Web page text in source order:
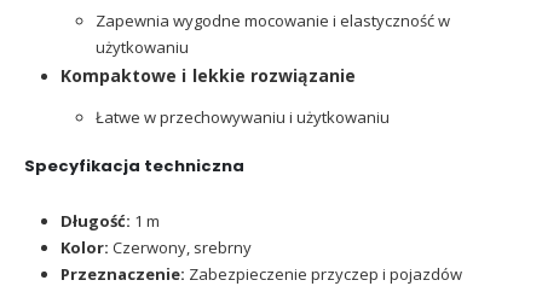
Zapewnia wygodne mocowanie i elastyczność w
użytkowaniu
Kompaktowe i lekkie rozwiązanie
Łatwe w przechowywaniu i użytkowaniu
Specyfikacja techniczna
Długość: 1 m
Kolor: Czerwony, srebrny
Przeznaczenie: Zabezpieczenie przyczep i pojazdów